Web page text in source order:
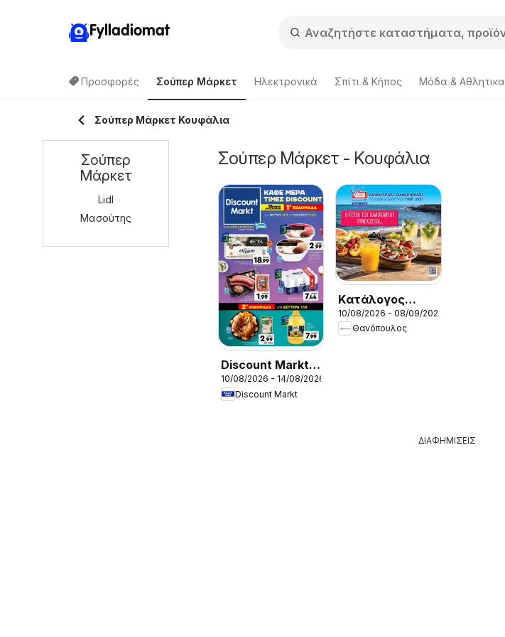
Fylladiomat
Προσφορές Σούπερ Μάρκετ Hλεκτρονικά Σπίτι & Κήπος Μόδα & Aθλητικα
Σούπερ Μάρκετ Κουφάλια
Σούπερ Μάρκετ - Κουφάλια
Discount Markt -
Φυλλάδιο
10/08/2026 - 14/08/2026
Discount Markt
Kατάλογος
Black Friday
10/08/2026 - 08/09/2026
Θανόπουλος
ΔΙΑΦΗΜΙΣΕΙΣ
Σούπερ
Μάρκετ
Lidl
Μασούτης